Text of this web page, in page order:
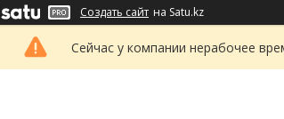
Создать сайт на Satu.kz
Сейчас у компании нерабочее